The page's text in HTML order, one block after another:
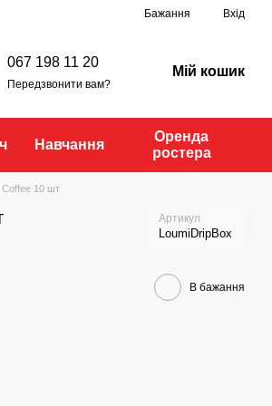
Бажання Вхід
067 198 11 20
Передзвонити вам?
Мій кошик
Навчання
Оренда
ростера
Coffee 10 шт
Артикул
LoumiDripBox
В бажання